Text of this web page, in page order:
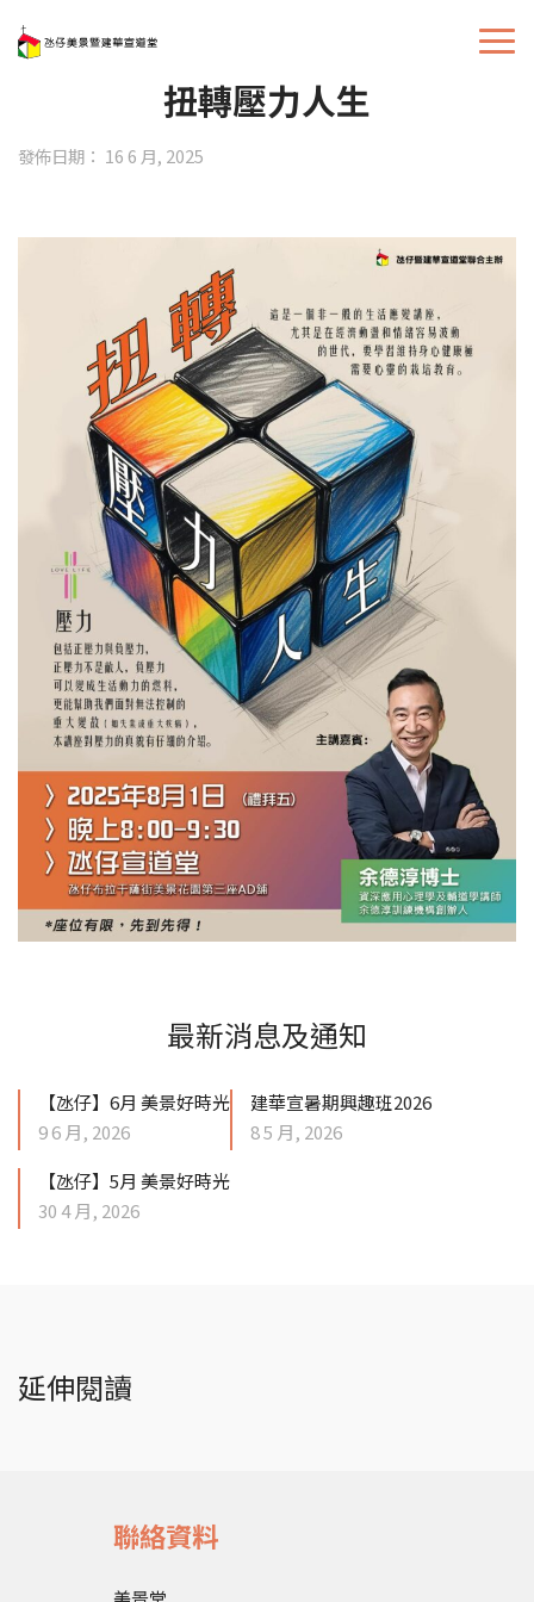
扭轉壓力人生
發佈日期： 16 6 月, 2025
最新消息及通知
【氹仔】6月 美景好時光
9 6 月, 2026
建華宣暑期興趣班2026
8 5 月, 2026
【氹仔】5月 美景好時光
30 4 月, 2026
延伸閱讀
聯絡資料